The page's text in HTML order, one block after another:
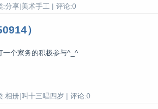
:分享|美术手工 | 评论:0
）
一个家务的积极参与^_^
相册|叫十三唱四岁 | 评论:0